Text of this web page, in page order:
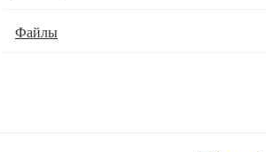
Файлы